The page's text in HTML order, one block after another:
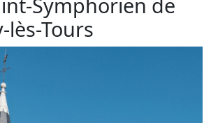
lès-Tours